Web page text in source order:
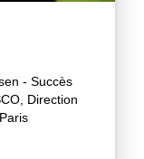
- Succès
Direction